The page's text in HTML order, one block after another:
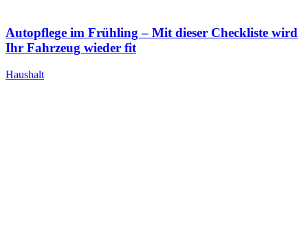
Autopflege im Frühling – Mit dieser Checkliste wird
Ihr Fahrzeug wieder fit
Haushalt